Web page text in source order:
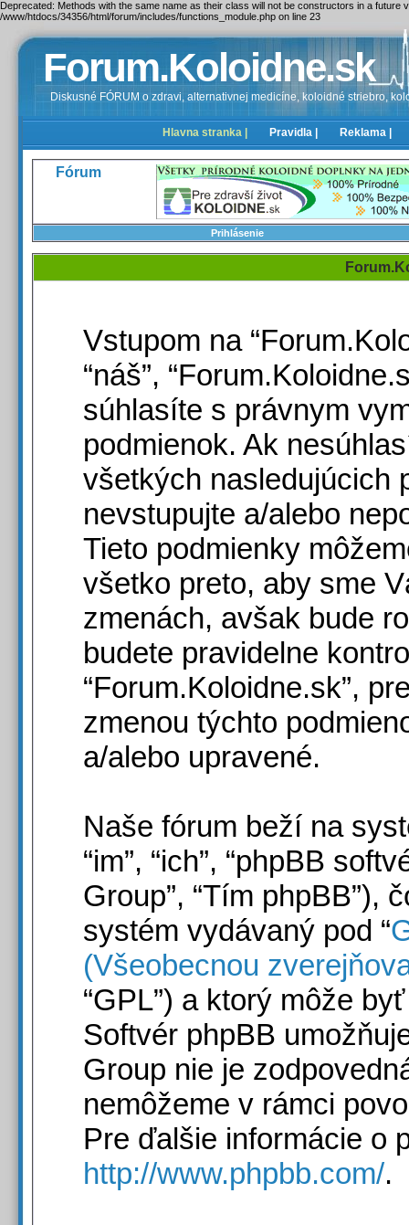
Deprecated: Methods with the same name as their class will not be constructors in a
/www/htdocs/34356/html/forum/includes/functions_module.php on line 23
Forum.Koloidne.sk
Diskusné FÓRUM o zdravi, alternativnej medicíne, koloidné striebro,
Hlavna stranka | Pravidla | Reklama |
Fórum
Prihlásenie
Vstupom na
“náš”,
súhlasíte s právnym
podmienok. Ak
všetkých nasledujúcich
nevstupujte a/alebo
Tieto podmienky
všetko preto, aby sme
zmenách, avšak bude
budete pravidelne
“Forum.Koloidne.sk”,
zmenou týchto
a/alebo upravené.
Naše fórum beží na
“im”, “ich”, “phpBB
Group”, “Tím phpBB”),
systém vydávaný pod “
(Všeobecnou
“GPL”) a ktorý môže
Softvér phpBB
Group nie je
nemôžeme v rámci
Pre ďalšie informácie o
http://www.phpbb.com/.